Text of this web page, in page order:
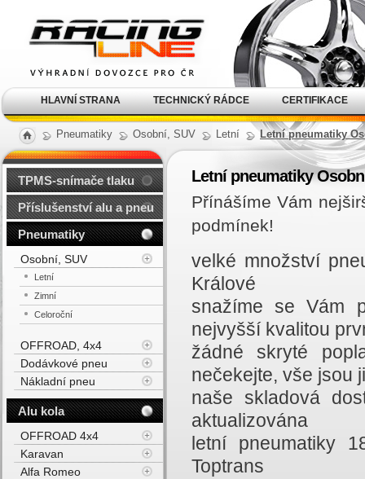
Pneumatiky Osobní, SUV Letní Letní pneumatiky
Letní pneumatiky
Přínášíme Vám
podmínek!
velké množství
Králové
snažíme se Vám
nejvyšší kvalitou
žádné skryté
nečekejte, vše jsou
naše skladová
aktualizována
letní pneumatiky
Toptrans
TPMS-snímače tlaku
Příslušenství alu a pneu
Pneumatiky
Osobní, SUV
Letní
Zimní
Celoroční
OFFROAD, 4x4
Dodávkové pneu
Nákladní pneu
Alu kola
OFFROAD 4x4
Karavan
Alfa Romeo
kola Racing Line
HLAVNÍ STRANA TECHNICKÝ RÁDCE CERTIFIKACE